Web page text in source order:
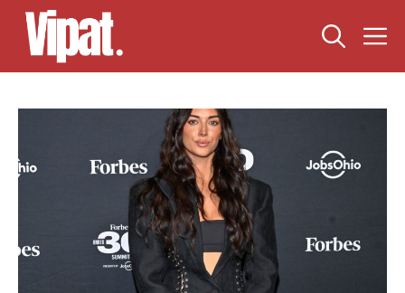
Skip
content